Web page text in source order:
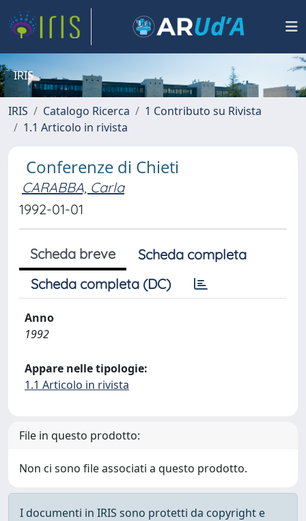
IRIS
IRIS Catalogo Ricerca
1 Contributo su Rivista
1.1 Articolo in rivista
Conferenze di Chieti
CARABBA, Carla
1992-01-01
Scheda breve
Scheda completa
Scheda completa (DC)
Anno
1992
Appare nelle tipologie:
1.1 Articolo in rivista
File in questo prodotto:
Non ci sono file associati a questo prodotto.
I documenti in IRIS sono protetti da copyright e